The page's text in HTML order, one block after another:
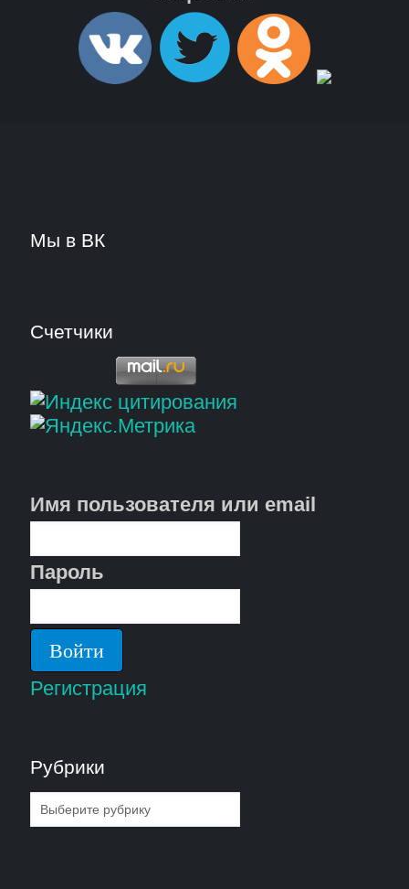
Мы в ВК
Счетчики
Имя пользователя или email
Пароль
Регистрация
Рубрики
Рубрики